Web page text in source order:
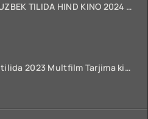
SALAAR 2 QISMI UZBEK TILIDA HIND KINO 2024 TARJIMA 720p HD Skachat
O'lik Kelin Uzbek tilida 2023 Multfilm Tarjima kino skachat